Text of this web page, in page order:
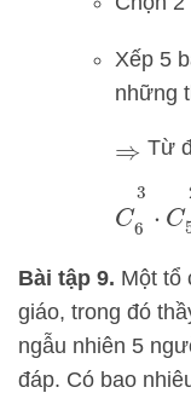
Xếp 5
những
⇒ Từ
C6 C
Bài tập 9. Một tổ
giáo, trong đó
ngẫu nhiên 5
đáp. Có bao